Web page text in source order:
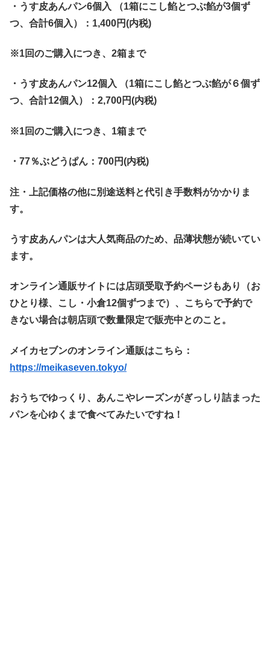
・うす皮あんパン6個入 （1箱にこし餡とつぶ餡が3個ず
つ、合計6個入）：1,400円(内税)
※1回のご購入につき、2箱まで
・うす皮あんパン12個入 （1箱にこし餡とつぶ餡が６個ず
つ、合計12個入）：2,700円(内税)
※1回のご購入につき、1箱まで
・77％ぶどうぱん：700円(内税)
注・上記価格の他に別途送料と代引き手数料がかかりま
す。
うす皮あんパンは大人気商品のため、品薄状態が続いてい
ます。
オンライン通販サイトには店頭受取予約ページもあり（お
ひとり様、こし・小倉12個ずつまで）、こちらで予約で
きない場合は朝店頭で数量限定で販売中とのこと。
メイカセブンのオンライン通販はこちら：
https://meikaseven.tokyo/
おうちでゆっくり、あんこやレーズンがぎっしり詰まった
パンを心ゆくまで食べてみたいですね！